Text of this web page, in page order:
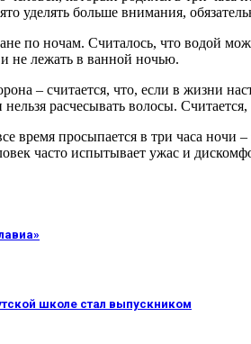
уделять больше внимания,
по ночам. Считалось, что водой
не лежать в ванной ночью.
– считается, что, если в жизни
расчесывать волосы.
время просыпается в три часа
часто испытывает ужас и
школе стал выпускником